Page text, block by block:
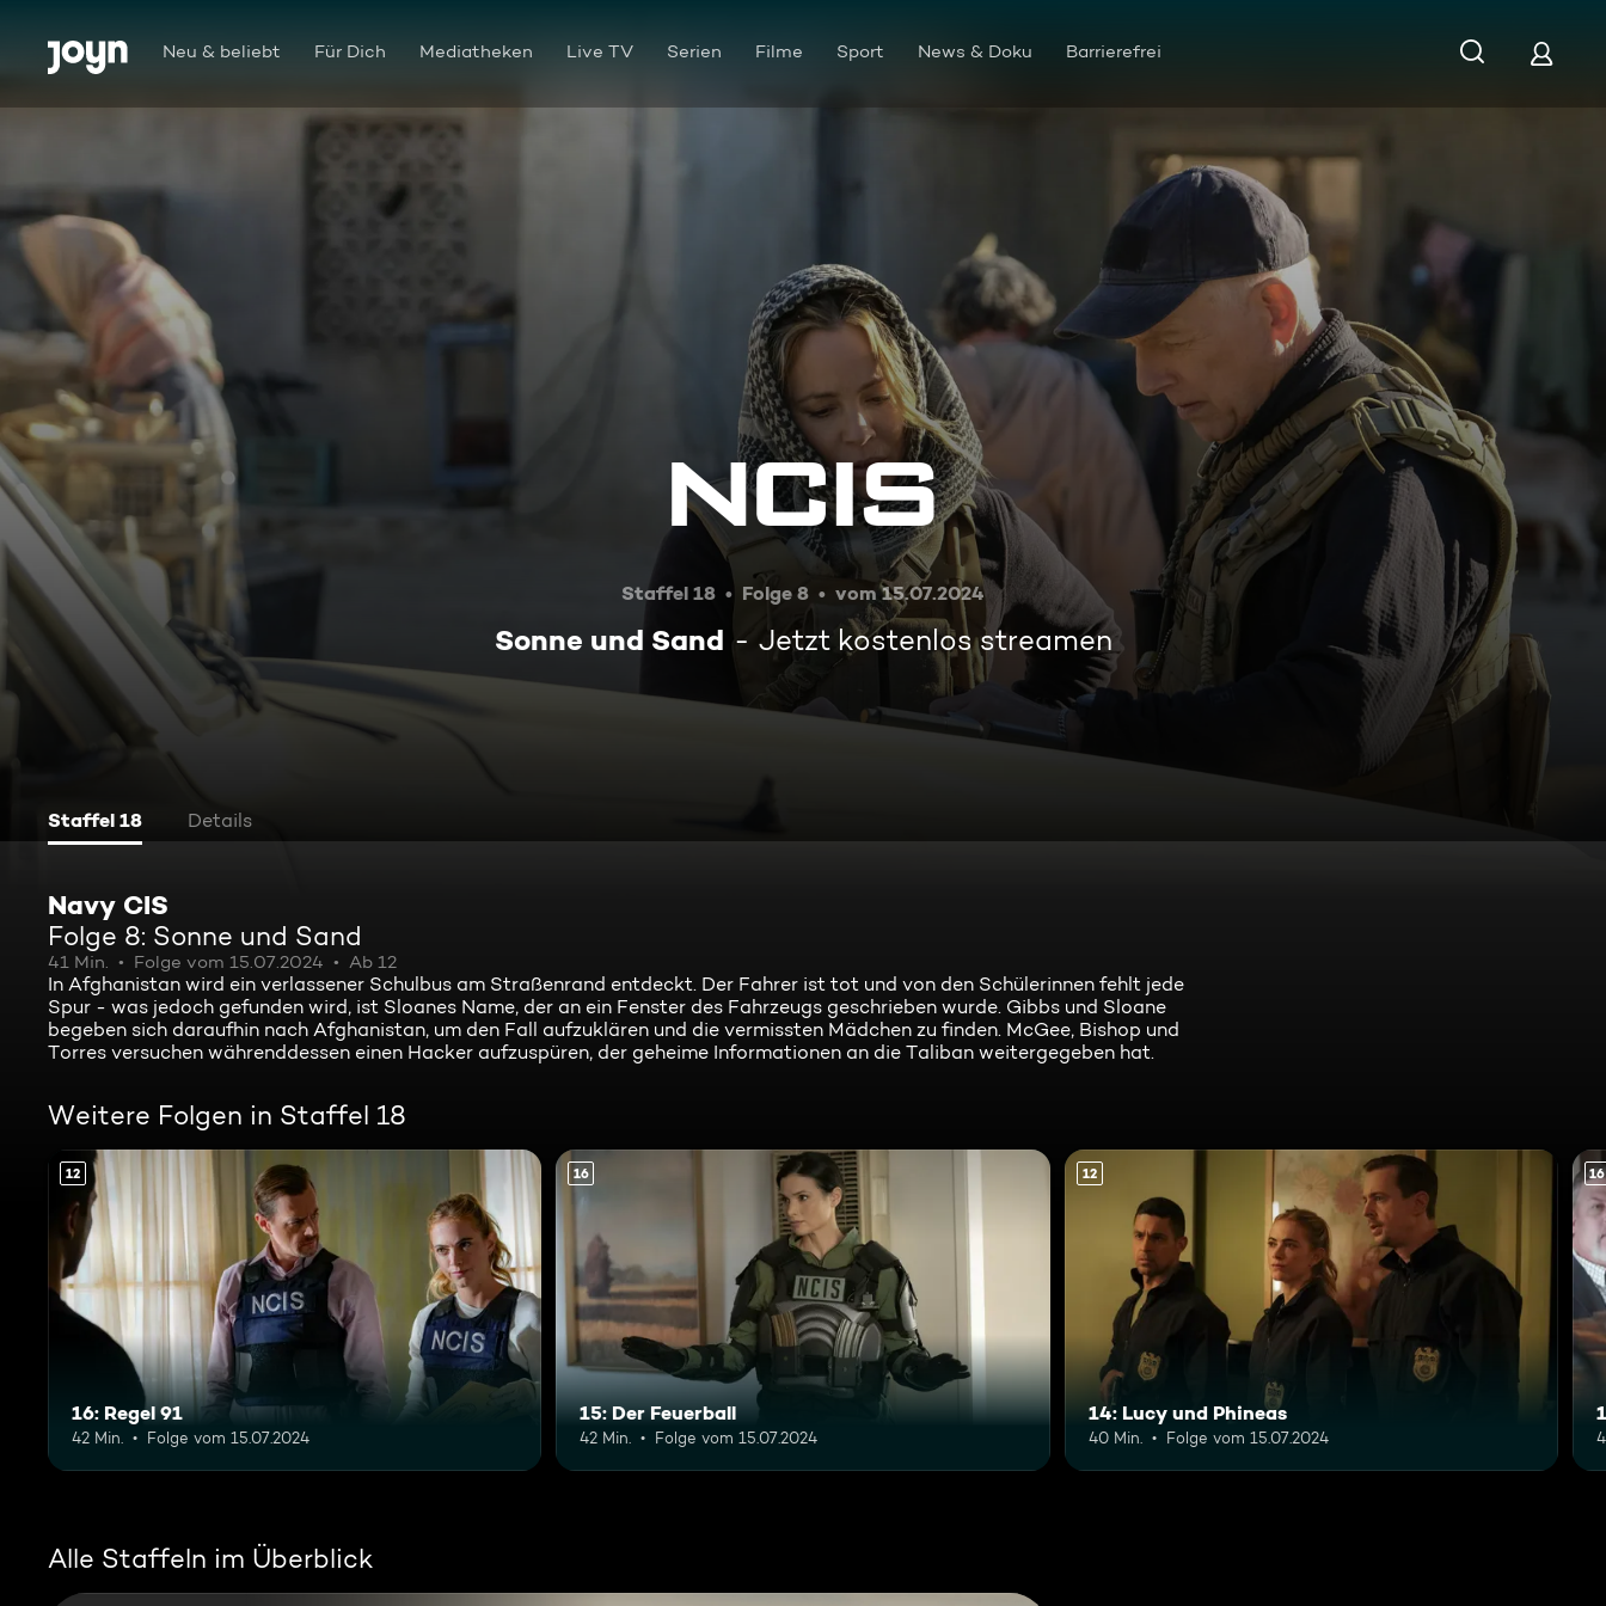
Zum Inhalt springen
Barrierefrei Neu & beliebt Für Dich Mediatheken Live TV Serien Filme Sport News & Doku Barrierefrei
Sonne und Sand
Staffel 18 Folge 8 vom 15.07.2024
Sonne und Sand Jetzt kostenlos streamen
Staffel 18 Details
Navy CIS
Folge 8: Sonne und Sand
41 Min. Folge vom 15.07.2024 Ab 12
In Afghanistan wird ein verlassener Schulbus am Straßenrand entdeckt. Der Fahrer ist tot und von den Schülerinnen fehlt jede
Spur - was jedoch gefunden wird, ist Sloanes Name, der an ein Fenster des Fahrzeugs geschrieben wurde. Gibbs und Sloane
begeben sich daraufhin nach Afghanistan, um den Fall aufzuklären und die vermissten Mädchen zu finden. McGee, Bishop und
Torres versuchen währenddessen einen Hacker aufzuspüren, der geheime Informationen an die Taliban weitergegeben hat.
Weitere Folgen in Staffel 18
12
16: Regel 91
42 Min. Folge vom 15.07.2024
16
15: Der Feuerball
42 Min. Folge vom 15.07.2024
12
14: Lucy und Phineas
40 Min. Folge vom 15.07.2024
16
Alle Staffeln im Überblick